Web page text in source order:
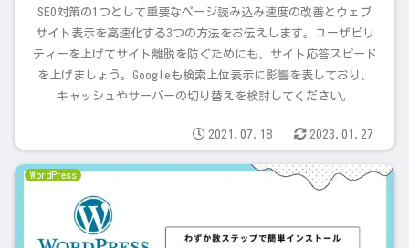
SEO対策の1つとして重要なページ読み込み速度の改善とウェブ
サイト表示を高速化する3つの方法をお伝えします。ユーザビリ
ティーを上げてサイト離脱を防ぐためにも、サイト応答スピード
を上げましょう。Googleも検索上位表示に影響を表しており、
キャッシュやサーバーの切り替えを検討してください。
2021.07.18 2023.01.27
WordPress